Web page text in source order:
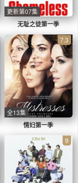
无耻之徒第一季
更新第07集
情妇第一季
7.3
全13集
9